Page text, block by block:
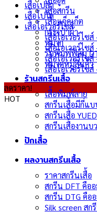
เสื้อสกรีน
เสื้อแจ็คเก็ต
กระเป๋าผ้า
หมวก
รับพิมพ์ฟิล์ม
หมวดหมู่สินค้า
ร้านสกรีนเสื้อ
เสื้อพิมพ์ลาย
สกรีนเสื้อมีกี่แบ
สกรีนเสื้อ
สกรีนเสื้องานบ
ปักเสื้อ
ผลงานสกรีนเสื้อ
ราคาสกรีนเสื้อ
สกรีน DFT คืออ
สกรีน DTG คืออ
Silk screen สก
เสื้อเปล่า
เสื้อโปโล
เสื้อโอเวอร์ไซส์
เสื้อโอเวอร์ไซ
เสื้อโอเวอร์ไซ
เสื้อโอเวอร์ไซ
เสื้อโอเวอร์ไซ
ลดราคา!
HOT